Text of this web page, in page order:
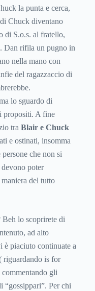
la punta e cerca,
Chuck diventano
di S.o.s. al fratello,
Dan rifila un pugno in
nella mano con
del ragazzaccio di
lo sguardo di
propositi. A fine
tra Blair e Chuck
e ostinati, insomma
che non si
poter
del tutto
Beh lo scoprirete di
ad alto
è piaciuto continuate a
riguardando is for
gli
“gossippari”. Per chi